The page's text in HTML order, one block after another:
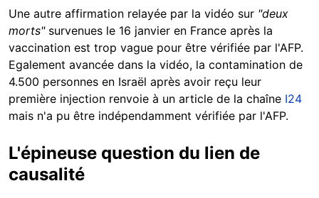
Une autre affirmation relayée par la vidéo sur "deux
morts" survenues le 16 janvier en France après la
vaccination est trop vague pour être vérifiée par l'AFP.
Egalement avancée dans la vidéo, la contamination de
4.500 personnes en Israël après avoir reçu leur
première injection renvoie à un article de la chaîne I24
mais n'a pu être indépendamment vérifiée par l'AFP.
L'épineuse question du lien de
causalité